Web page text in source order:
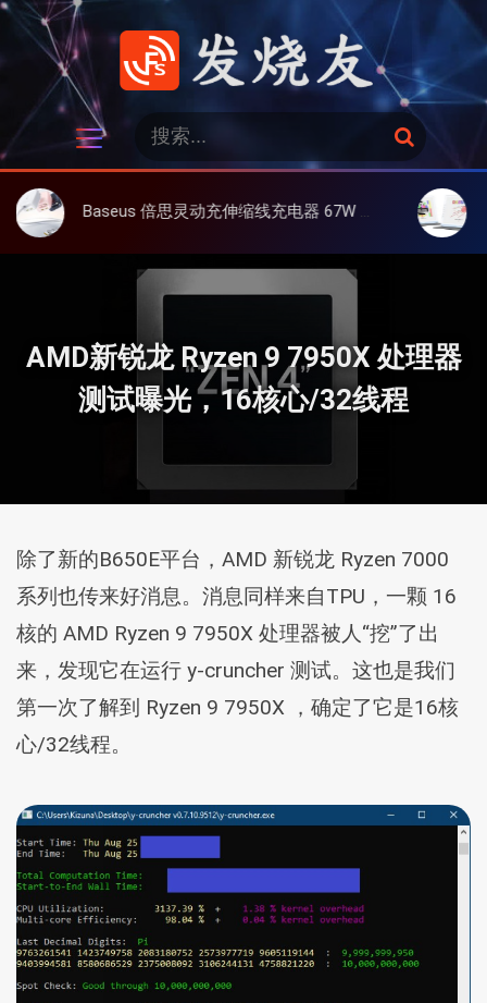
跳
发烧友
：
搜
索
Baseus 倍思灵动充伸缩线充电器 67W 3C，超耐用可伸缩线、氮化镓、3C多设备同时充 大上
AMD新锐龙 Ryzen 9 7950X 处理器
测试曝光，16核心/32线程
除了新的B650E平台，AMD 新锐龙 Ryzen 7000
系列也传来好消息。消息同样来自TPU，一颗 16
核的 AMD Ryzen 9 7950X 处理器被人“挖”了出
来，发现它在运行 y-cruncher 测试。这也是我们
第一次了解到 Ryzen 9 7950X ，确定了它是16核
心/32线程。